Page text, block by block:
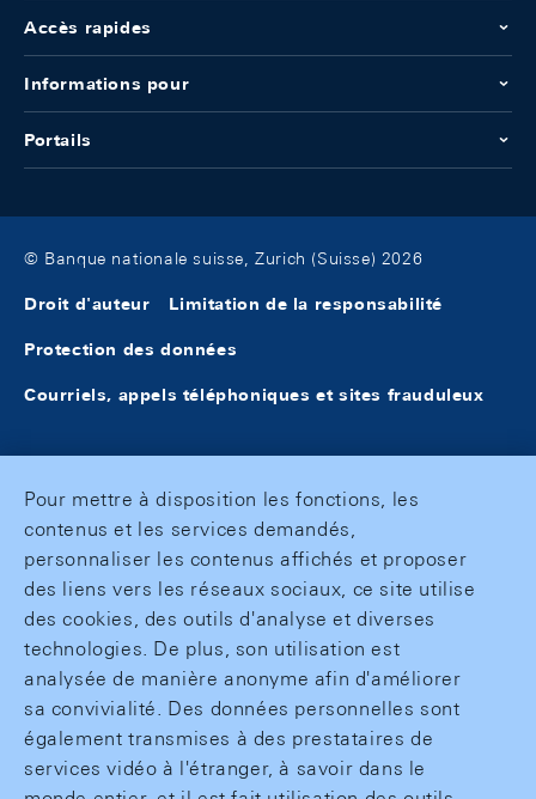
Accès rapides
Informations pour
Portails
© Banque nationale suisse, Zurich (Suisse) 2026
Droit d'auteur Limitation de la responsabilité
Protection des données
Courriels, appels téléphoniques et sites frauduleux
Pour mettre à disposition les fonctions, les
contenus et les services demandés,
personnaliser les contenus affichés et proposer
des liens vers les réseaux sociaux, ce site utilise
des cookies, des outils d'analyse et diverses
technologies. De plus, son utilisation est
analysée de manière anonyme afin d'améliorer
sa convivialité. Des données personnelles sont
également transmises à des prestataires de
services vidéo à l'étranger, à savoir dans le